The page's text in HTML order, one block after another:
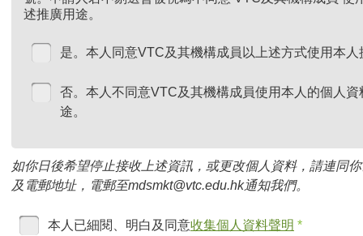
述推廣用途。
是。本人同意VTC及其機構成員以上述方式使用本
否。本人不同意VTC及其機構成員使用本人的個人
途。
如你日後希望停止接收上述資訊，或更改個人資料，請連同
及電郵地址，電郵至mdsmkt@vtc.edu.hk通知我們。
本人已細閱、明白及同意收集個人資料聲明 *